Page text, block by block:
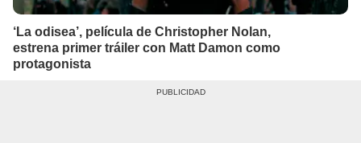
‘La odisea’, película de Christopher Nolan,
estrena primer tráiler con Matt Damon como
protagonista